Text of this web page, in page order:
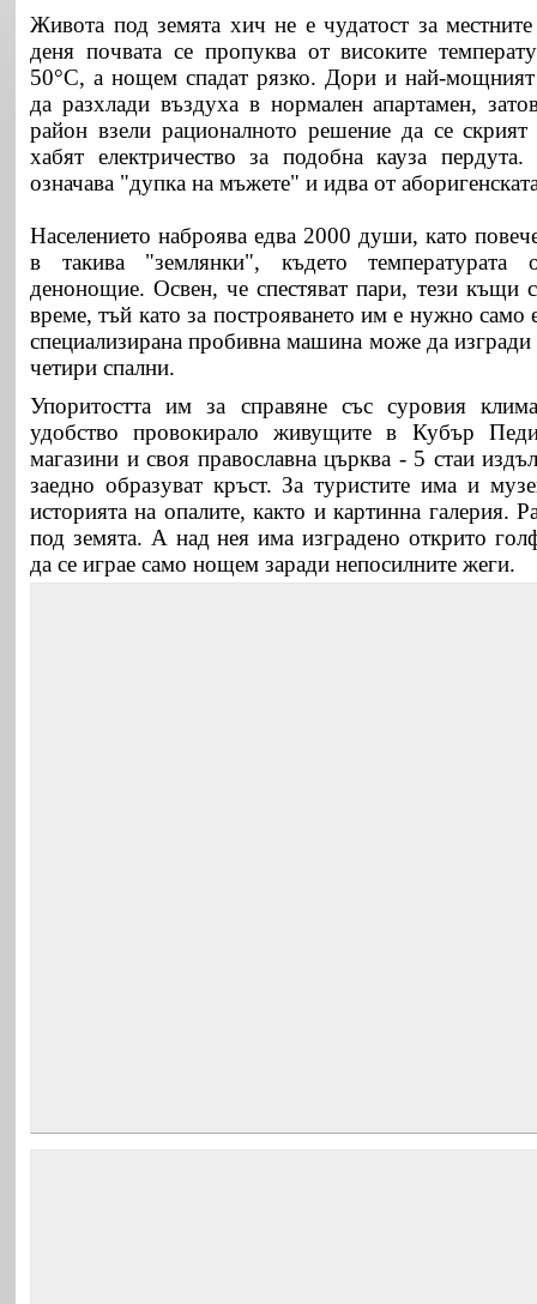
Живота под земята хич не е чудатост за
деня почвата се пропуква от високите
50°С, а нощем спадат рязко. Дори и най-
да разхлади въздуха в нормален апартамен,
район взели рационалното решение да се
хабят електричество за подобна кауза
означава "дупка на мъжете" и идва от
Населението наброява едва 2000 души, като
в такива "землянки", където температурата
денонощие. Освен, че спестяват пари, тези къщи
време, тъй като за построяването им е нужно само
специализирана пробивна машина може да
четири спални.
Упоритостта им за справяне със суровия
удобство провокирало живущите в Кубър
магазини и своя православна църква - 5 стаи
заедно образуват кръст. За туристите има и
историята на опалите, както и картинна галерия.
под земята. А над нея има изградено открито
да се играе само нощем заради непосилните жеги.